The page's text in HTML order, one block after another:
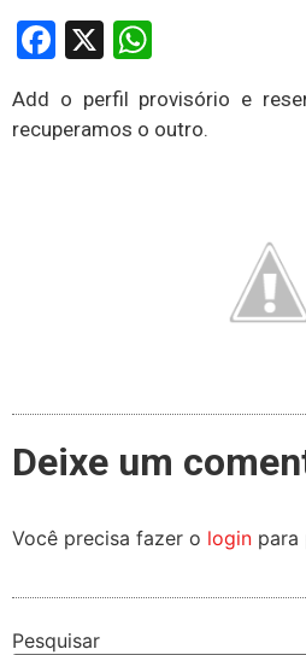
Facebook
X
Add o perfil provisório e
recuperamos o outro.
Deixe um
Você precisa fazer o login para
Pesquisar